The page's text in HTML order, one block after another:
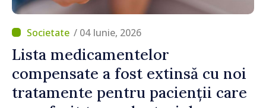
/ 04 Iunie, 2026
Lista medicamentelor
compensate a fost extinsă cu noi
tratamente pentru pacienții care